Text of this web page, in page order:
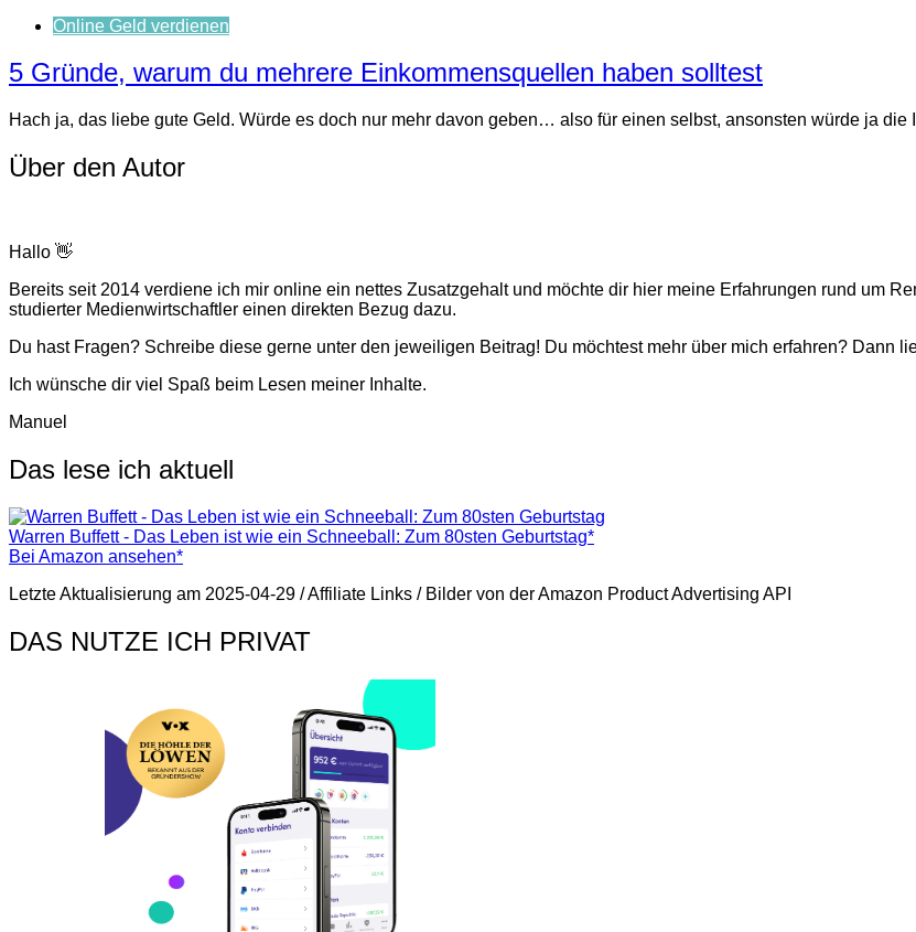
Online Geld verdienen
5 Gründe, warum du mehrere Einkommensquellen haben solltest
Hach ja, das liebe gute Geld. Würde es doch nur mehr davon geben… also für einen selbst, ansonsten würde ja
Über den Autor
Hallo 👋
Bereits seit 2014 verdiene ich mir online ein nettes Zusatzgehalt und möchte dir hier meine Erfahrungen rund um
studierter Medienwirtschaftler einen direkten Bezug dazu.
Du hast Fragen? Schreibe diese gerne unter den jeweiligen Beitrag! Du möchtest mehr über mich erfahren? Dann
Ich wünsche dir viel Spaß beim Lesen meiner Inhalte.
Manuel
Das lese ich aktuell
Warren Buffett - Das Leben ist wie ein Schneeball: Zum 80sten Geburtstag*
Bei Amazon ansehen*
Letzte Aktualisierung am 2025-04-29 / Affiliate Links / Bilder von der Amazon Product Advertising API
DAS NUTZE ICH PRIVAT